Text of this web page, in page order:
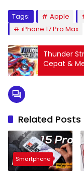
Tags: Apple
iPhone 17 Pro Max
Thunder
Cepat &
Related Posts
Smartphone